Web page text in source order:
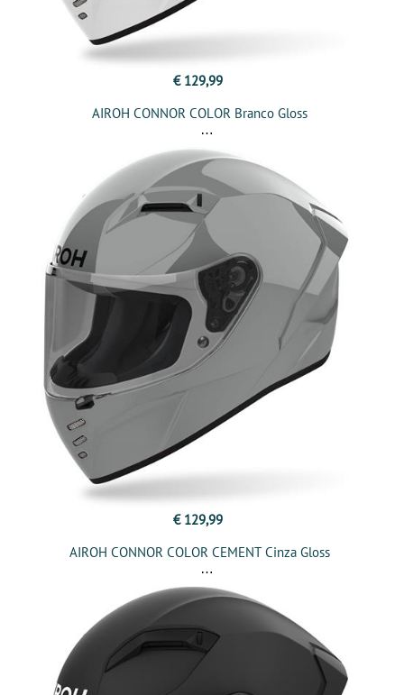
€ 129,99
AIROH CONNOR COLOR Branco Gloss
€ 129,99
AIROH CONNOR COLOR CEMENT Cinza Gloss